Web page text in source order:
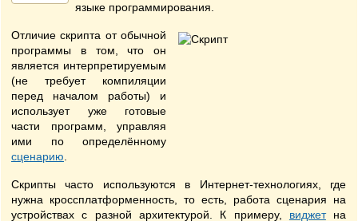
языке программирования.
Отличие скрипта от обычной
программы в том, что он
является интерпретируемым
(не требует компиляции
перед началом работы) и
использует уже готовые
части программ, управляя
ими по определённому
сценарию
Скрипты часто используются в Интернет-технологиях, где
нужна кроссплатформенность, то есть, работа сценария на
устройствах с разной архитектурой. К примеру, виджетна